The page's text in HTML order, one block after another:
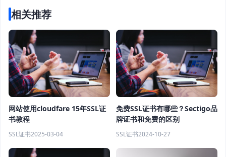
相关推荐
网站使用cloudfare 15年SSL证
书教程
SSL证书2025-03-04
免费SSL证书有哪些？Sectigo品
牌证书和免费的区别
SSL证书2024-10-27